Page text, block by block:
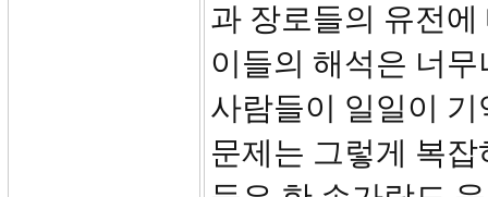
과 장로들의 유전
이들의 해석은 너
사람들이 일일이
문제는 그렇게 복